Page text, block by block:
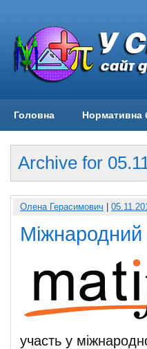
Головна Нормативна
Archive for
Олена Герасимович
Міжнародний
участь у